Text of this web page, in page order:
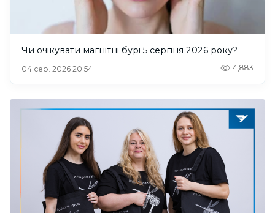
Чи очікувати магнітні бурі 5 серпня 2026 року?
04 сер. 2026 20:54 4,883